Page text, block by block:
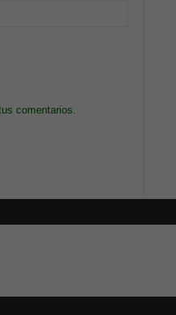
comentarios.